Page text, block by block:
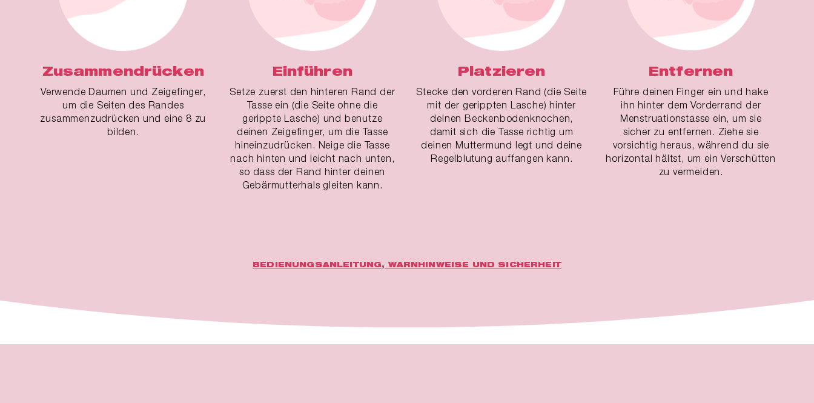
Zusammendrücken
Verwende Daumen und Zeigefinger,
um die Seiten des Randes
zusammenzudrücken und eine 8 zu
bilden.
Einführen
Setze zuerst den hinteren Rand der
Tasse ein (die Seite ohne die
gerippte Lasche) und benutze
deinen Zeigefinger, um die Tasse
hineinzudrücken. Neige die Tasse
nach hinten und leicht nach unten,
so dass der Rand hinter deinen
Gebärmutterhals gleiten kann.
Platzieren
Stecke den vorderen Rand (die Seite
mit der gerippten Lasche) hinter
deinen Beckenbodenknochen,
damit sich die Tasse richtig um
deinen Muttermund legt und deine
Regelblutung auffangen kann.
Entfernen
Führe deinen Finger ein und hake
ihn hinter dem Vorderrand der
Menstruationstasse ein, um sie
sicher zu entfernen. Ziehe sie
vorsichtig heraus, während du sie
horizontal hältst, um ein Verschütten
zu vermeiden.
BEDIENUNGSANLEITUNG, WARNHINWEISE UND SICHERHEIT